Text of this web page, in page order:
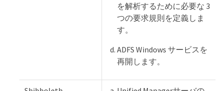
を解析するために必要な 3
つの要求規則を定義しま
す。
ADFS Windows サービスを
再開します。